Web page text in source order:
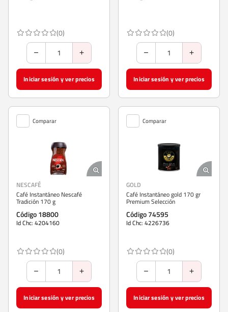
(0)
Iniciar sesión y ver precios
(0)
Iniciar sesión y ver precios
Comparar
NESCAFÉ
Café Instantáneo Nescafé
Tradición 170 g
Código 18800
Id Chc: 4204160
(0)
Iniciar sesión y ver precios
Comparar
GOLD
Café Instantáneo gold 170 gr
Premium Selección
Código 74595
Id Chc: 4226736
(0)
Iniciar sesión y ver precios